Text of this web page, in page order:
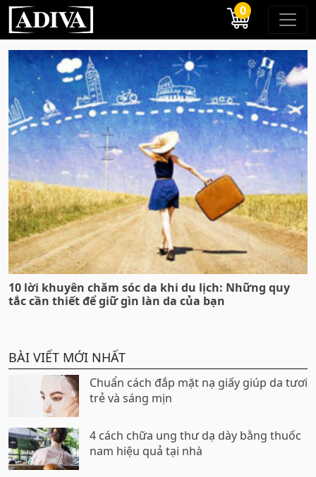
0
10 lời khuyên chăm sóc da khi du lịch: Những quy
tắc cần thiết để giữ gìn làn da của bạn
BÀI VIẾT MỚI NHẤT
Chuẩn cách đắp mặt nạ giấy giúp da tươi
trẻ và sáng mịn
4 cách chữa ung thư dạ dày bằng thuốc
nam hiệu quả tại nhà